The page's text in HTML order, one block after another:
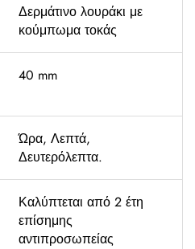
Δερμάτινο λουράκι με
κούμπωμα τοκάς
40 mm
Ώρα, Λεπτά,
Δευτερόλεπτα.
Καλύπτεται από 2 έτη
επίσημης
αντιπροσωπείας